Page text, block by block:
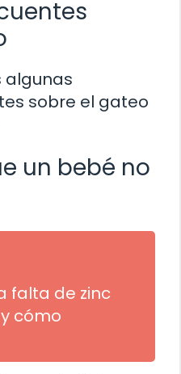
algunas
sobre el gateo
un bebé no
falta de zinc
cómo